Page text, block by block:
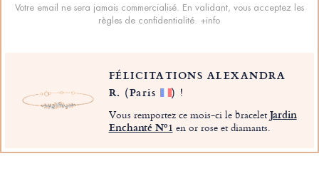
Votre email ne sera jamais commercialisé. En validant, vous acceptez les
règles de confidentialité. +info
FÉLICITATIONS ALEXANDRA
R. (Paris ) !
Vous remportez ce mois-ci le braceletJardin
Enchanté Nº1 en or rose et diamants.